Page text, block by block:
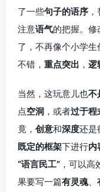
了一些句子的语序
注意语气的把握。
了，不再像个小学
不错， 重点突出 ， 逻
当然，这玩意儿也不
点空洞 ，或者过于程
竟， 创意和深度还是
既定的框架下进行内
“语言民工” ，可以高
果要写一篇有灵魂、